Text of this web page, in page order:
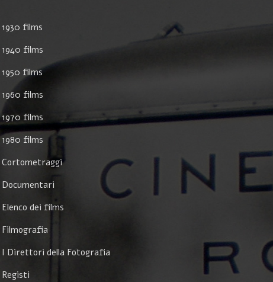
1930 films
1940 films
1950 films
1960 films
1970 films
1980 films
Cortometraggi
Documentari
Elenco dei films
Filmografia
I Direttori della Fotografia
Registi